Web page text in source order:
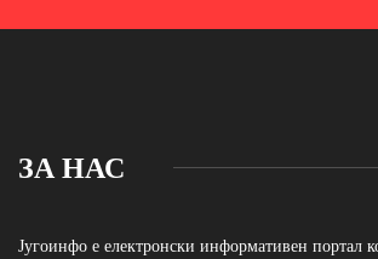
ЗА НАС
Југоинфо е електронски информативен портал